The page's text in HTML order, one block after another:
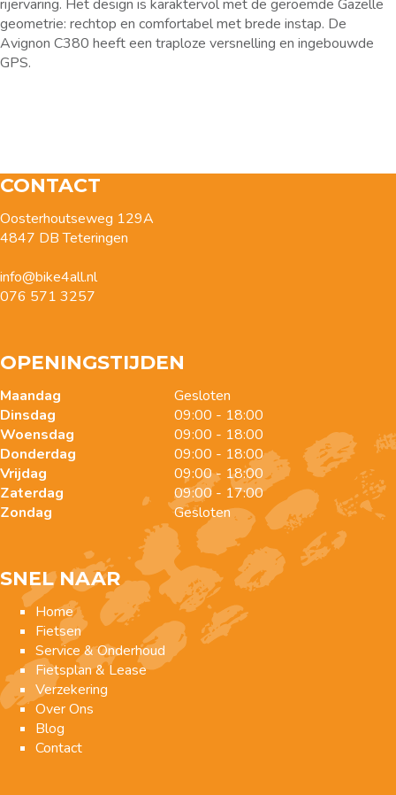
rijervaring. Het design is karaktervol met de geroemde Gazelle
geometrie: rechtop en comfortabel met brede instap. De
Avignon C380 heeft een traploze versnelling en ingebouwde
GPS.
CONTACT
Oosterhoutseweg 129A
4847 DB Teteringen
info@bike4all.nl
076 571 3257
OPENINGSTIJDEN
Maandag
Dinsdag
Woensdag
Donderdag
Vrijdag
Zaterdag
Zondag
Gesloten
09:00 - 18:00
09:00 - 18:00
09:00 - 18:00
09:00 - 18:00
09:00 - 17:00
Gesloten
SNEL NAAR
Home
Fietsen
Service & Onderhoud
Fietsplan & Lease
Verzekering
Over Ons
Blog
Contact